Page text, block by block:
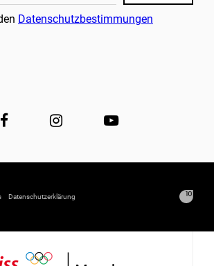
Datenschutzbestimmungen
Datenschutzerklärung